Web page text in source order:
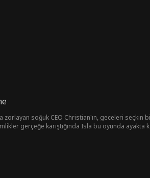
soğuk CEO Christian'ın, geceleri seçkin
gerçeğe karıştığında Isla bu oyunda